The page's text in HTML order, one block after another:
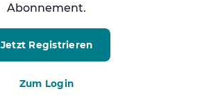
Abonnement.
Jetzt Registrieren
Zum Login